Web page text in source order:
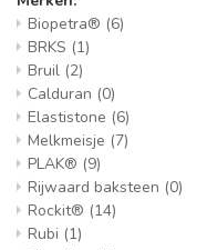
Biopetra® (6)
BRKS (1)
Bruil (2)
Calduran (0)
Elastistone (6)
Melkmeisje (7)
PLAK® (9)
Rijwaard baksteen (0)
Rockit® (14)
Rubi (1)